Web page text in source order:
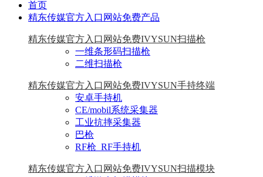
首页
精东传媒官方入口网站免费产品
精东传媒官方入口网站免费IVYSUN扫描枪
一维条形码扫描枪
二维扫描枪
精东传媒官方入口网站免费IVYSUN手持终端
安卓手持机
CE/mobil系统采集器
工业抗摔采集器
巴枪
RF枪_RF手持机
精东传媒官方入口网站免费IVYSUN扫描模块